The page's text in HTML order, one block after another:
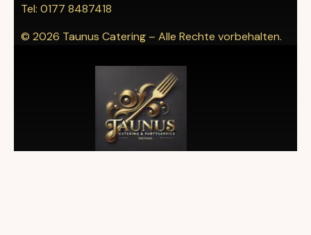
Tel: 0177 8487418
© 2026 Taunus Catering – Alle Rechte vorbehalten.